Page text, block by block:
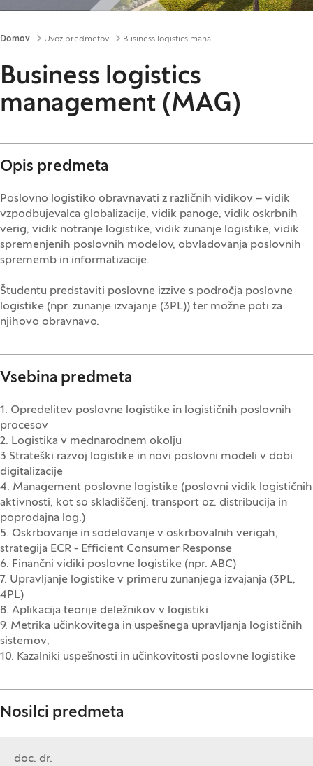
Drobtinice
Domov Uvoz predmetov Business logistics management (MAG)
Business logistics
management (MAG)
Opis predmeta
Poslovno logistiko obravnavati z različnih vidikov – vidik
vzpodbujevalca globalizacije, vidik panoge, vidik oskrbnih
verig, vidik notranje logistike, vidik zunanje logistike, vidik
spremenjenih poslovnih modelov, obvladovanja poslovnih
sprememb in informatizacije.
Študentu predstaviti poslovne izzive s področja poslovne
logistike (npr. zunanje izvajanje (3PL)) ter možne poti za
njihovo obravnavo.
Vsebina predmeta
1. Opredelitev poslovne logistike in logističnih poslovnih
procesov
2. Logistika v mednarodnem okolju
3 Strateški razvoj logistike in novi poslovni modeli v dobi
digitalizacije
4. Management poslovne logistike (poslovni vidik logističnih
aktivnosti, kot so skladiščenj, transport oz. distribucija in
poprodajna log.)
5. Oskrbovanje in sodelovanje v oskrbovalnih verigah,
strategija ECR - Efficient Consumer Response
6. Finančni vidiki poslovne logistike (npr. ABC)
7. Upravljanje logistike v primeru zunanjega izvajanja (3PL,
4PL)
8. Aplikacija teorije deležnikov v logistiki
9. Metrika učinkovitega in uspešnega upravljanja logističnih
sistemov;
10. Kazalniki uspešnosti in učinkovitosti poslovne logistike
Nosilci predmeta
doc. dr.